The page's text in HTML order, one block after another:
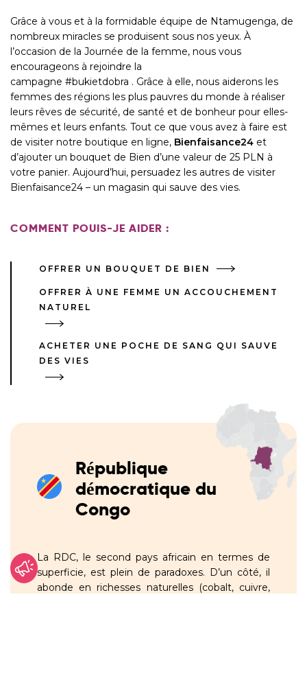
République
démocratique du
Congo
La RDC, le second pays africain en termes de
superficie, est plein de paradoxes. D’un côté, il
abonde en richesses naturelles (cobalt, cuivre,
Grâce à vous et à la formidable équipe de Ntamugenga, de
nombreux miracles se produisent sous nos yeux. À
l’occasion de la Journée de la femme, nous vous
encourageons à rejoindre la
campagne #bukietdobra . Grâce à elle, nous aiderons les
femmes des régions les plus pauvres du monde à réaliser
leurs rêves de sécurité, de santé et de bonheur pour elles-
mêmes et leurs enfants. Tout ce que vous avez à faire est
de visiter notre boutique en ligne, Bienfaisance24 et
d’ajouter un bouquet de Bien d’une valeur de 25 PLN à
votre panier. Aujourd’hui, persuadez les autres de visiter
Bienfaisance24 – un magasin qui sauve des vies.
COMMENT POUIS-JE AIDER :
OFFRER UN BOUQUET DE BIEN
OFFRER À UNE FEMME UN ACCOUCHEMENT
NATUREL
ACHETER UNE POCHE DE SANG QUI SAUVE
DES VIES